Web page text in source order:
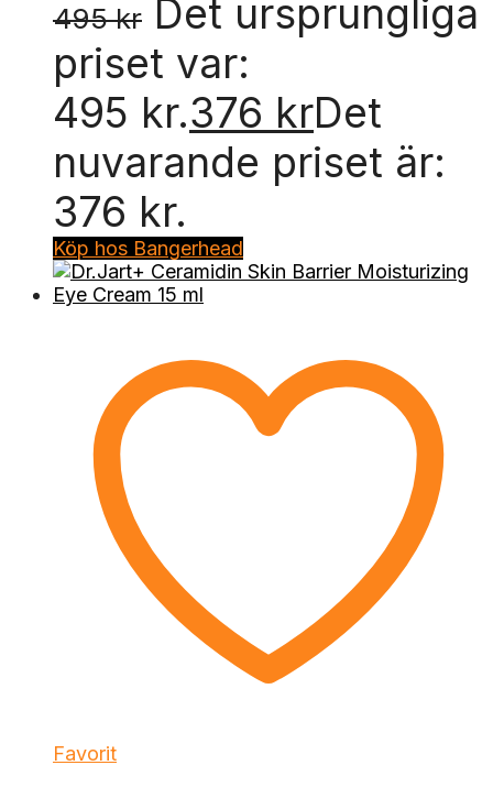
495kr Det ursprungliga
priset var:
495 kr.376 krDet
nuvarande priset är:
376 kr.
Köp hos Bangerhead
Favorit